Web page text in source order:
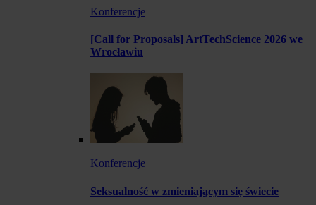
Konferencje
[Call for Proposals] ArtTechScience 2026 we
Wrocławiu
Konferencje
Seksualność w zmieniającym się świecie